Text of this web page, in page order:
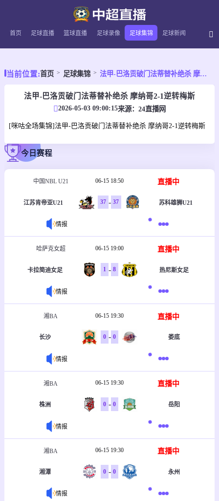
首页 足球直播 篮球直播 足球录像 足球集锦 足球新闻
当前位置:首页 足球集锦 法甲-巴洛贡破门法蒂替补绝杀 摩纳哥2-1逆转梅斯
法甲-巴洛贡破门法蒂替补绝杀 摩纳哥2-1逆转梅斯
2026-05-03 09:00:15来源： 24直播网
[咪咕全场集锦]法甲-巴洛贡破门法蒂替补绝杀 摩纳哥2-1逆转梅斯
今日赛程
中国NBL U21 06-15 18:50 直播中
江苏肯帝亚U21 37 - 37 苏科雄狮U21
情报
哈萨克女超 06-15 19:00 直播中
卡拉简迪女足 1 - 8 热尼斯女足
情报
湘BA 06-15 19:30 直播中
长沙 0 - 0 娄底
情报
湘BA 06-15 19:30 直播中
株洲 0 - 0 岳阳
情报
湘BA 06-15 19:30 直播中
湘潭 0 - 0 永州
情报